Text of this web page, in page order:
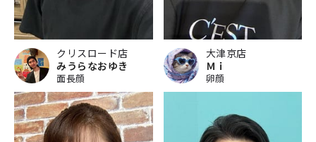
クリスロード店
みうらなおゆき
面長顔
大津京店
Ｍｉ
卵顔